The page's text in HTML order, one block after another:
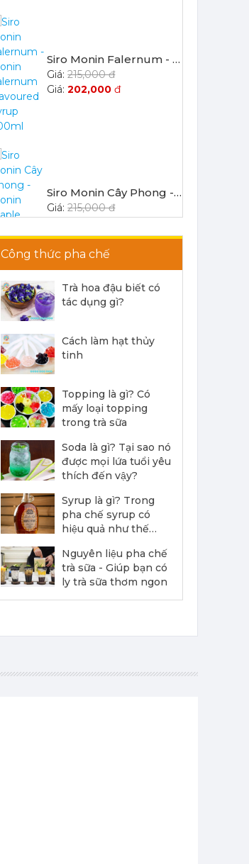
Siro Monin Falernum - Monin Falernum Flavoured Syrup 700ml
215,000 đ
202,000 đ
Siro Monin Cây Phong - Monin Maple Flavoured Syrup 700ml
215,000 đ
215,000 đ
202,000đ
Siro Monin Quýt - Monin Tangerine Syrup 700ml
Công thức pha chế
Trà hoa đậu biết có
tác dụng gì?
Cách làm hạt thủy
tinh
Topping là gì? Có
mấy loại topping
trong trà sữa
Soda là gì? Tại sao nó
được mọi lứa tuổi yêu
thích đến vậy?
Syrup là gì? Trong
pha chế syrup có
hiệu quả như thế
Nguyên liệu pha chế
trà sữa - Giúp bạn có
ly trà sữa thơm ngon